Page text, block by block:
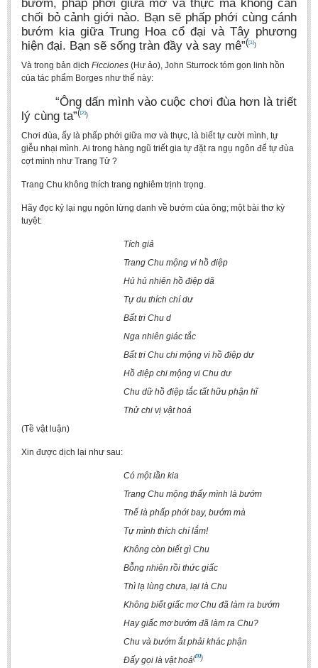
bướm, phấp phới giữa mơ và thực mà không cần
chối bỏ cảnh giới nào. Bạn sẽ phấp phới cùng cánh
bướm kia giữa Trung Hoa cổ đại và Tây phương
hiện đại. Bạn sẽ sống tràn đầy và say mê”([1])
Và trong bản dịch Ficciones (Hư ảo), John Sturrock tóm gọn linh hồn
của tác phẩm Borges như thế này:
“Ông dấn mình vào cuộc chơi đùa hơn là triết
lý cùng ta”([2])
Chơi đùa, ấy là phấp phới giữa­ mơ và thực, là biết tự cười mình, tự
giễu nhại mình. Ai trong hàng ngũ triết gia tự đặt ra ngụ ngôn để tự đùa
cợt mình như Trang Tử ?
Trang Chu không thích trang nghiêm trịnh trọng.
Hãy đọc kỷ lại ngụ ngôn lừng danh về bướm của ông; một bài thơ kỳ
tuyệt:
Tích giả
Trang Chu mộng vi hồ điệp
Hủ hủ nhiên hồ điệp dã
Tự du thích chí dư
Bất tri Chu d
Nga nhiên giác tắc
Bất tri Chu chi mộng vi hồ điệp dư
Hồ điệp chi mộng vi Chu dư
Chu dữ hồ điệp tắc tất hữu phận hĩ
Thử chi vị vật hoá
(Tề vật luận)
Xin được dịch lại như sau:
Có một lần kia
Trang Chu mộng thấy mình là bướm
Thế là phấp phới bay, bướm mà
Tự mình thích chí lắm!
Không còn biết gì Chu
Bỗng nhiên rồi thức giấc
Thì lạ lùng chưa, lại là Chu
Không biết giấc mơ Chu đã làm ra bướm
Hay giấc mơ bướm đã làm ra Chu?
Chu và bướm ắt phải khác phận
Đấy gọi là vật hoá([3])